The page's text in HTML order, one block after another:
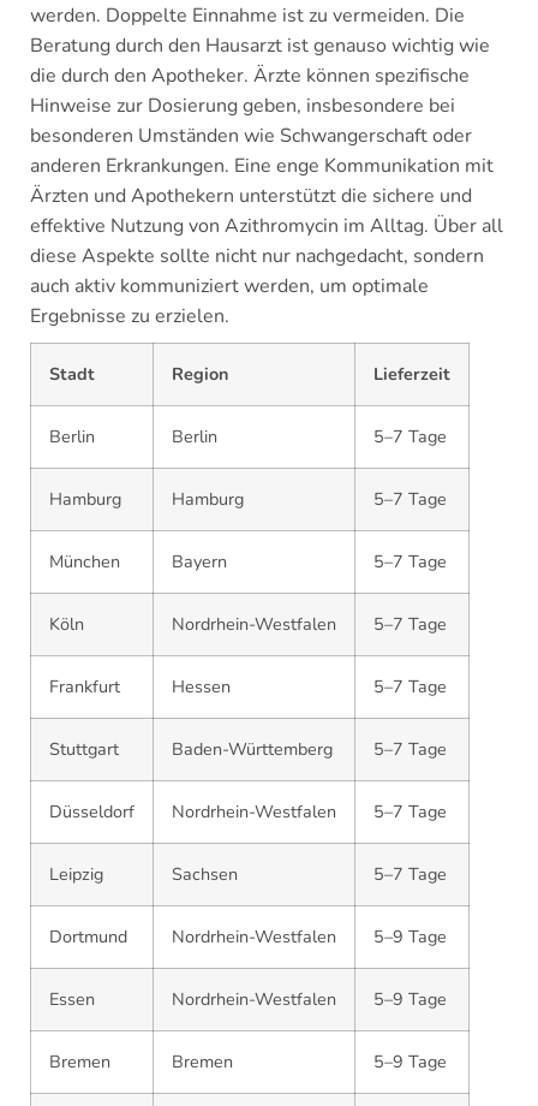
werden. Doppelte Einnahme ist zu vermeiden. Die
Beratung durch den Hausarzt ist genauso wichtig wie
die durch den Apotheker. Ärzte können spezifische
Hinweise zur Dosierung geben, insbesondere bei
besonderen Umständen wie Schwangerschaft oder
anderen Erkrankungen. Eine enge Kommunikation mit
Ärzten und Apothekern unterstützt die sichere und
effektive Nutzung von Azithromycin im Alltag. Über all
diese Aspekte sollte nicht nur nachgedacht, sondern
auch aktiv kommuniziert werden, um optimale
Ergebnisse zu erzielen.
Stadt Region Lieferzeit
Berlin Berlin 5–7 Tage
Hamburg Hamburg 5–7 Tage
München Bayern 5–7 Tage
Köln Nordrhein-Westfalen 5–7 Tage
Frankfurt Hessen 5–7 Tage
Stuttgart Baden-Württemberg 5–7 Tage
Düsseldorf Nordrhein-Westfalen 5–7 Tage
Leipzig Sachsen 5–7 Tage
Dortmund Nordrhein-Westfalen 5–9 Tage
Essen Nordrhein-Westfalen 5–9 Tage
Bremen Bremen 5–9 Tage